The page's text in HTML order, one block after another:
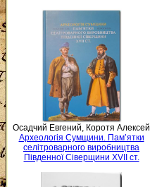
Осадчий Евгений, Коротя Алексей
Археологія Сумщини. Пам’ятки
селітроварного виробництва
Південної Сіверщини XVII ст.